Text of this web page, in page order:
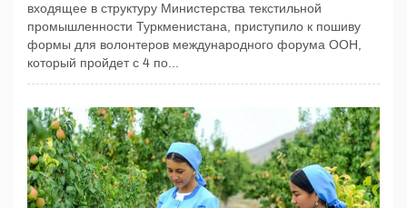
входящее в структуру Министерства текстильной
промышленности Туркменистана, приступило к пошиву
формы для волонтеров международного форума ООН,
который пройдет с 4 по...